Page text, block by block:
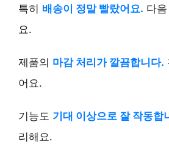
특히 배송이 정말 빨랐어요. 다
요.
제품의 마감 처리가 깔끔합니다.
어요.
기능도 기대 이상으로 잘 작동합
리해요.